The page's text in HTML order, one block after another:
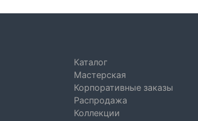
Каталог
Мастерская
Корпоративные заказы
Распродажа
Коллекции